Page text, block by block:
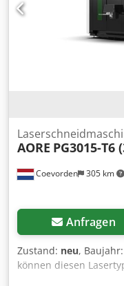
Coevorden 305 km
AORE PG3015-T6
Anfragen
Zustand: neu, Baujahr:
können diesen
maximal 20 kW